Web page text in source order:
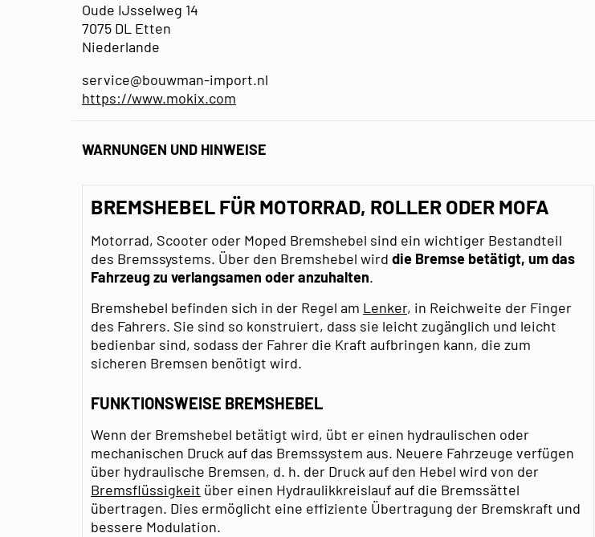
Oude IJsselweg 14
7075 DL Etten
Niederlande
service@bouwman-import.nl
https://www.mokix.com
WARNUNGEN UND HINWEISE
BREMSHEBEL FÜR MOTORRAD, ROLLER ODER MOFA
Motorrad, Scooter oder Moped Bremshebel sind ein wichtiger Bestandteil
des Bremssystems. Über den Bremshebel wird die Bremse betätigt, um das
Fahrzeug zu verlangsamen oder anzuhalten.
Bremshebel befinden sich in der Regel am Lenker, in Reichweite der Finger
des Fahrers. Sie sind so konstruiert, dass sie leicht zugänglich und leicht
bedienbar sind, sodass der Fahrer die Kraft aufbringen kann, die zum
sicheren Bremsen benötigt wird.
FUNKTIONSWEISE BREMSHEBEL
Wenn der Bremshebel betätigt wird, übt er einen hydraulischen oder
mechanischen Druck auf das Bremssystem aus. Neuere Fahrzeuge verfügen
über hydraulische Bremsen, d. h. der Druck auf den Hebel wird von der
Bremsflüssigkeit über einen Hydraulikkreislauf auf die Bremssättel
übertragen. Dies ermöglicht eine effiziente Übertragung der Bremskraft und
bessere Modulation.